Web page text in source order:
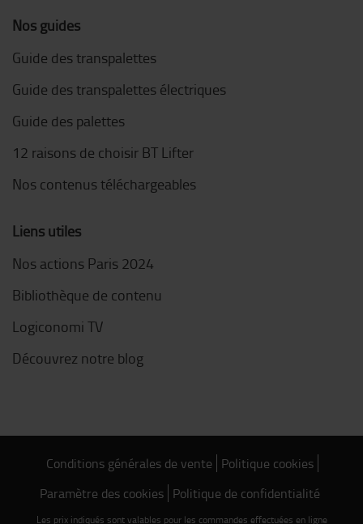
Nos guides
Guide des transpalettes
Guide des transpalettes électriques
Guide des palettes
12 raisons de choisir BT Lifter
Nos contenus téléchargeables
Liens utiles
Nos actions Paris 2024
Bibliothèque de contenu
Logiconomi TV
Découvrez notre blog
Conditions générales de vente Politique cookies
Paramètre des cookies Politique de confidentialité
Les prix indiqués sont valables pour les commandes effectuées en ligne